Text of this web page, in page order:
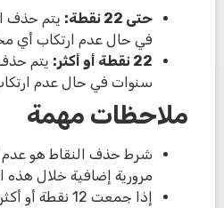
حتى 22 نقطة : يتم حذف
في حال عدم ارتكاب أي
22 نقطة أو أكثر:
سنوات في حال عدم
ملاحظات مهمة
شرط حذف النقاط هو عدم
مرورية إضافية خلال هذه
إذا جمعت 12